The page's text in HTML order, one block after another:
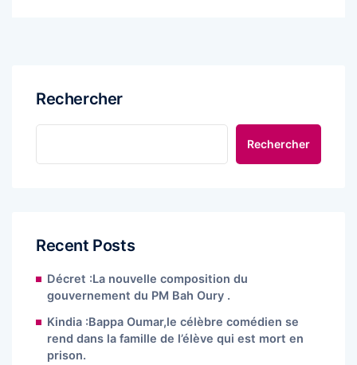
Rechercher
Rechercher
Recent Posts
Décret :La nouvelle composition du
gouvernement du PM Bah Oury .
Kindia :Bappa Oumar,le célèbre comédien se
rend dans la famille de l’élève qui est mort en
prison.